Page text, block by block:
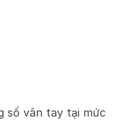
số vân tay tại mức